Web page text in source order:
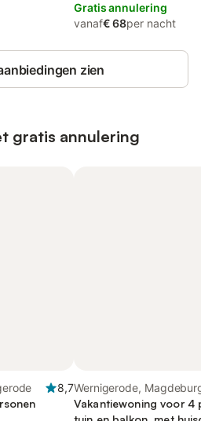
Gratis annulering
vanaf€ 68per nacht
zien
gratis annulering
8,7Wernigerode,
Vakantiewoning voor 4